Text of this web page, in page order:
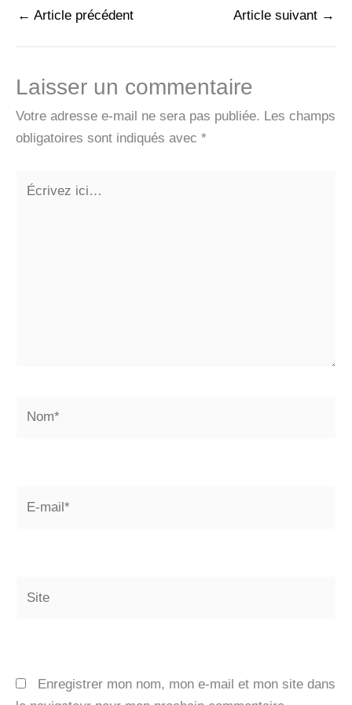
← Article précédent Article suivant →
Laisser un commentaire
Votre adresse e-mail ne sera pas publiée. Les champs
obligatoires sont indiqués avec *
Enregistrer mon nom, mon e-mail et mon site dans